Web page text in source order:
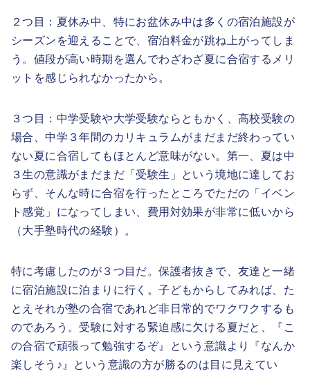
２つ目：夏休み中、特にお盆休み中は多くの宿泊施設が
シーズンを迎えることで、宿泊料金が跳ね上がってしま
う。値段が高い時期を選んでわざわざ夏に合宿するメリ
ットを感じられなかったから。
３つ目：中学受験や大学受験ならともかく、高校受験の
場合、中学３年間のカリキュラムがまだまだ終わってい
ない夏に合宿してもほとんど意味がない。第一、夏は中
３生の意識がまだまだ「受験生」という境地に達してお
らず、そんな時に合宿を行ったところでただの「イベン
ト感覚」になってしまい、費用対効果が非常に低いから
（大手塾時代の経験）。
特に考慮したのが３つ目だ。保護者抜きで、友達と一緒
に宿泊施設に泊まりに行く。子どもからしてみれば、た
とえそれが塾の合宿であれど非日常的でワクワクするも
のであろう。受験に対する緊迫感に欠ける夏だと、『こ
の合宿で頑張って勉強するぞ』という意識より『なんか
楽しそう♪』という意識の方が勝るのは目に見えてい